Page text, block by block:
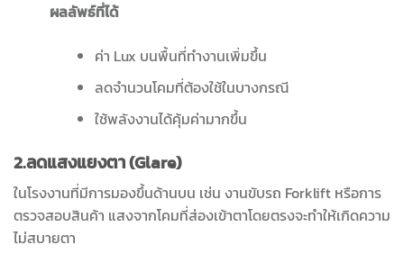
ผลลัพธ์ที่ได้
ค่า Lux บนพื้นที่ทำงานเพิ่มขึ้น
ลดจำนวนโคมที่ต้องใช้ในบางกรณี
ใช้พลังงานได้คุ้มค่ามากขึ้น
2.ลดแสงแยงตา (Glare)
ในโรงงานที่มีการมองขึ้นด้านบน เช่น งานขับรถ Forklift หรือการ
ตรวจสอบสินค้า แสงจากโคมที่ส่องเข้าตาโดยตรงจะทำให้เกิดความ
ไม่สบายตา